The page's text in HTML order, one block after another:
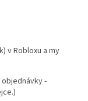
v Robloxu a my
-